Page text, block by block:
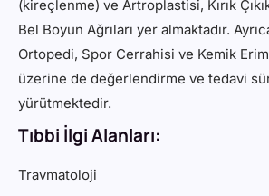
(kireçlenme) ve Artroplastisi, Kırık
Bel Boyun Ağrıları yer almaktadır.
Ortopedi, Spor Cerrahisi ve Kemik
üzerine de değerlendirme ve tedavi
yürütmektedir.
Tıbbi İlgi Alanları:
Travmatoloji